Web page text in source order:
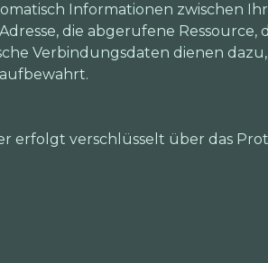
Informationen zwischen
die abgerufene Ressource,
Verbindungsdaten dienen
erfolgt verschlüsselt über das